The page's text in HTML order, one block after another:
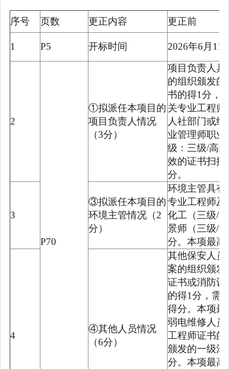
序号 页数 更正内容 更正前
1 P5 开标时间 2026年6月11
2
P70
①拟派任本项目的
项目负责人情况
（3分）
项目负责人
的组织颁发
书的得1分，
关专业工程
人社部门或
业管理师职
级：三级/高
效的证书扫描
分。
3
③拟派任本项目的
环境主管情况（2
分）
环境主管具
专业工程师及
化工（三级/
景师（三级/
分。本项最高
4
④其他人员情况
（6分）
其他保安人
案的组织颁
证书或消防设
的得1分，需
得分。本项最
弱电维修人
工程师证书的
颁发的一级消
分。本项最高